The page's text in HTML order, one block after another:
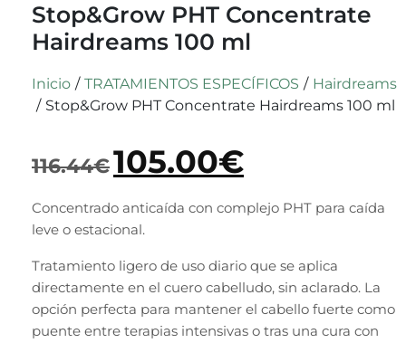
Stop&Grow PHT Concentrate
Hairdreams 100 ml
Inicio / TRATAMIENTOS ESPECÍFICOS / Hairdreams
/ Stop&Grow PHT Concentrate Hairdreams 100 ml
116.44€105.00€
Concentrado anticaída con complejo PHT para caída
leve o estacional.
Tratamiento ligero de uso diario que se aplica
directamente en el cuero cabelludo, sin aclarado. La
opción perfecta para mantener el cabello fuerte como
puente entre terapias intensivas o tras una cura con